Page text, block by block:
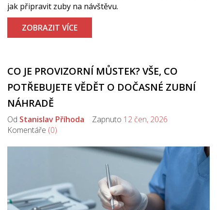
jak připravit zuby na návštěvu.
ZOBRAZIT VÍCE
CO JE PROVIZORNÍ MŮSTEK? VŠE, CO
POTŘEBUJETE VĚDĚT O DOČASNÉ ZUBNÍ
NÁHRADĚ
Od Stanislav Příhoda Zapnuto 12 čen, 2026
Komentáře (0)